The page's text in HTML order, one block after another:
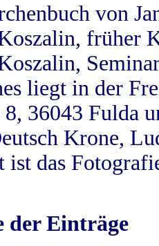
von
früher
liegt in der
8, 36043 Fulda
Krone,
das
der Einträge